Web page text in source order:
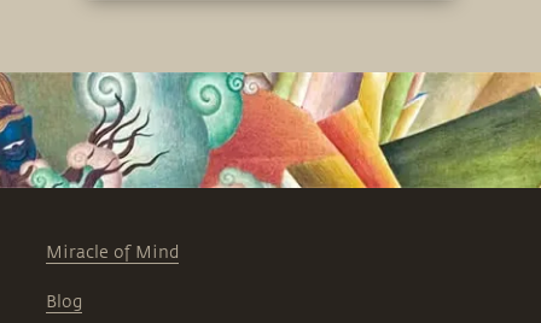
Miracle of Mind
Blog